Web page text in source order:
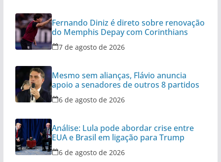
Fernando Diniz é direto sobre renovação
do Memphis Depay com Corinthians
7 de agosto de 2026
Mesmo sem alianças, Flávio anuncia
apoio a senadores de outros 8 partidos
6 de agosto de 2026
Análise: Lula pode abordar crise entre
EUA e Brasil em ligação para Trump
6 de agosto de 2026